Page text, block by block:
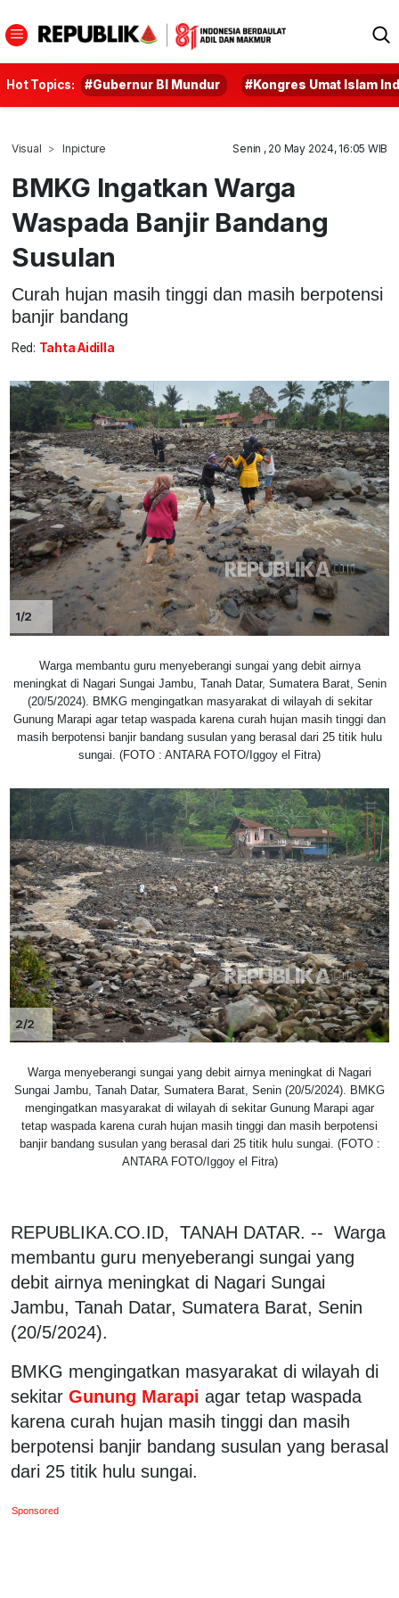
Hot Topics: #Gubernur BI Mundur #Kongres Umat Islam
Visual Inpicture Senin , 20 May 2024, 16:05 WIB
BMKG Ingatkan Warga
Waspada Banjir Bandang
Susulan
Curah hujan masih tinggi dan masih berpotensi
banjir bandang
Red: Tahta Aidilla
1/2
Warga membantu guru menyeberangi sungai yang debit airnya
meningkat di Nagari Sungai Jambu, Tanah Datar, Sumatera Barat, Senin
(20/5/2024). BMKG mengingatkan masyarakat di wilayah di sekitar
Gunung Marapi agar tetap waspada karena curah hujan masih tinggi dan
masih berpotensi banjir bandang susulan yang berasal dari 25 titik hulu
sungai. (FOTO : ANTARA FOTO/Iggoy el Fitra)
2/2
Warga menyeberangi sungai yang debit airnya meningkat di Nagari
Sungai Jambu, Tanah Datar, Sumatera Barat, Senin (20/5/2024). BMKG
mengingatkan masyarakat di wilayah di sekitar Gunung Marapi agar
tetap waspada karena curah hujan masih tinggi dan masih berpotensi
banjir bandang susulan yang berasal dari 25 titik hulu sungai. (FOTO :
ANTARA FOTO/Iggoy el Fitra)
REPUBLIKA.CO.ID, TANAH DATAR. -- Warga
membantu guru menyeberangi sungai yang
debit airnya meningkat di Nagari Sungai
Jambu, Tanah Datar, Sumatera Barat, Senin
(20/5/2024).
BMKG mengingatkan masyarakat di wilayah di
sekitar Gunung Marapi agar tetap waspada
karena curah hujan masih tinggi dan masih
berpotensi banjir bandang susulan yang berasal
dari 25 titik hulu sungai.
Sponsored